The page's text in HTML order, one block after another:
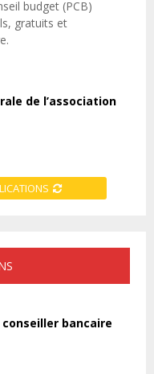
budget (PCB)
gratuits et
de l’association
bancaire